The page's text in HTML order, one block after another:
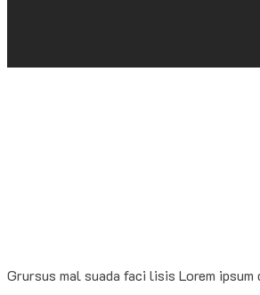
Grursus mal suada faci lisis Lorem